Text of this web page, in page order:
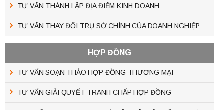
TƯ VẤN THÀNH LẬP ĐỊA ĐIỂM KINH DOANH
TƯ VẤN THAY ĐỔI TRỤ SỞ CHÍNH CỦA DOANH NGHIỆP
HỢP ĐỒNG
TƯ VẤN SOẠN THẢO HỢP ĐỒNG THƯƠNG MẠI
TƯ VẤN GIẢI QUYẾT TRANH CHẤP HỢP ĐỒNG